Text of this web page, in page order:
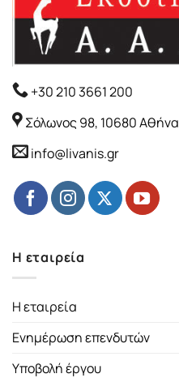
+30 210 3661 200
Σόλωνος 98, 10680 Αθήνα
info@livanis.gr
Η εταιρεία
Η εταιρεία
Ενημέρωση επενδυτών
Υποβολή έργου